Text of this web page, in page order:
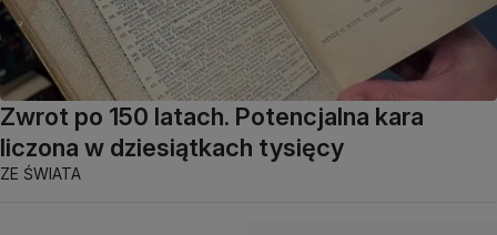
Zwrot po 150 latach. Potencjalna kara
liczona w dziesiątkach tysięcy
ZE ŚWIATA